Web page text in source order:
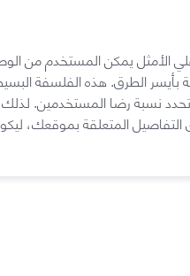
الأمثل يمكن المستخدم من
بأيسر الطرق. هذه الفلسفة
نسبة رضا المستخدمين.
المتعلقة بموقعك،